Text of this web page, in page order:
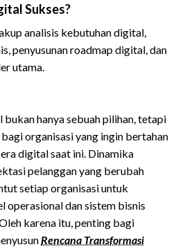
Sukses?
analisis kebutuhan digital,
penyusunan roadmap digital, dan
utama.
hanya sebuah pilihan, tetapi
organisasi yang ingin bertahan
digital saat ini. Dinamika
pelanggan yang berubah
setiap organisasi untuk
operasional dan sistem bisnis
karena itu, penting bagi
Rencana Transformasi